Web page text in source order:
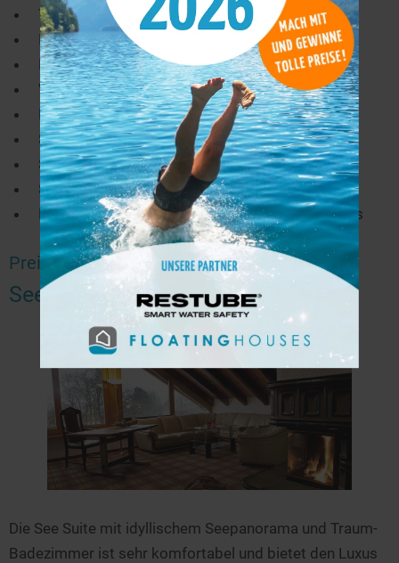
Terrasse/Balkon
Bad
Dusche
WC
Minibar
Safe
Sitzgelegenheit
Schreibtisch
Behindertenfreundliche Zimmer im Erdgeschoss
Preis ab 247,00 EUR
See Suite
Die See Suite mit idyllischem Seepanorama und Traum-
Badezimmer ist sehr komfortabel und bietet den Luxus